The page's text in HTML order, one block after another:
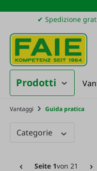
al contenuto
Salta alla ricerca
Passa alla
✔ Spedizione
Prodotti
Vantaggi Guida pratica
Categorie
Seite 1von 21